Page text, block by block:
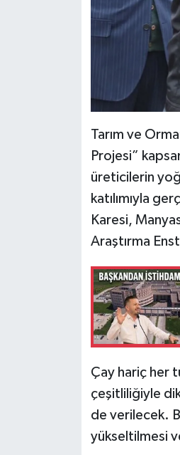
Tarım ve
Projesi”
üreticilerin
katılımıyla
Karesi,
Araştırma
Çay hariç her
çeşitliliğiyle
de verilecek.
yükseltilmesi